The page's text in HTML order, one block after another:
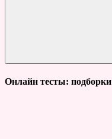
Онлайн тесты: подборки